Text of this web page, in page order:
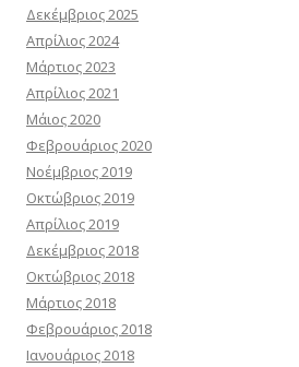
Δεκέμβριος 2025
Απρίλιος 2024
Μάρτιος 2023
Απρίλιος 2021
Μάιος 2020
Φεβρουάριος 2020
Νοέμβριος 2019
Οκτώβριος 2019
Απρίλιος 2019
Δεκέμβριος 2018
Οκτώβριος 2018
Μάρτιος 2018
Φεβρουάριος 2018
Ιανουάριος 2018